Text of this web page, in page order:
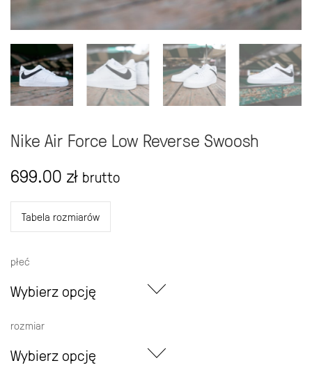
Nike Air Force Low Reverse Swoosh
699.00 zł brutto
Tabela rozmiarów
płeć
Wybierz opcję
rozmiar
Wybierz opcję